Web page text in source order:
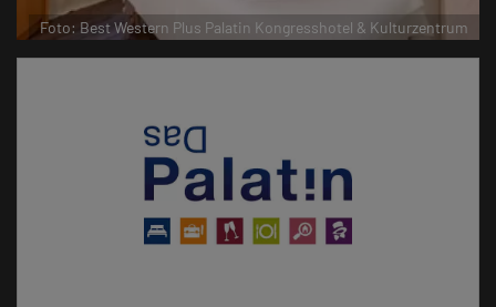
Kulturzentrum Foto: Best Western Plus Palatin Kongresshotel &